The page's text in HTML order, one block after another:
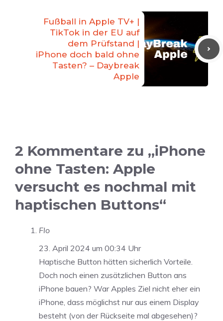
Fußball in Apple TV+ |
TikTok in der EU auf
dem Prüfstand |
iPhone doch bald ohne
Tasten? – Daybreak
Apple
2 Kommentare zu „iPhone
ohne Tasten: Apple
versucht es nochmal mit
haptischen Buttons“
Flo
23. April 2024 um 00:34 Uhr
Haptische Button hätten sicherlich Vorteile.
Doch noch einen zusätzlichen Button ans
iPhone bauen? War Apples Ziel nicht eher ein
iPhone, dass möglichst nur aus einem Display
besteht (von der Rückseite mal abgesehen)?